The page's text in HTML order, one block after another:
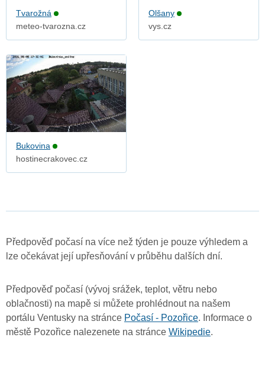
Tvarožná
meteo-tvarozna.cz
Olšany
vys.cz
Bukovina
hostinecrakovec.cz
Předpověď počasí na více než týden je pouze výhledem a
lze očekávat její upřesňování v průběhu dalších dní.
Předpověď počasí (vývoj srážek, teplot, větru nebo
oblačnosti) na mapě si můžete prohlédnout na našem
portálu Ventusky na stránce Počasí - Pozořice. Informace o
městě Pozořice nalezenete na stránce Wikipedie.